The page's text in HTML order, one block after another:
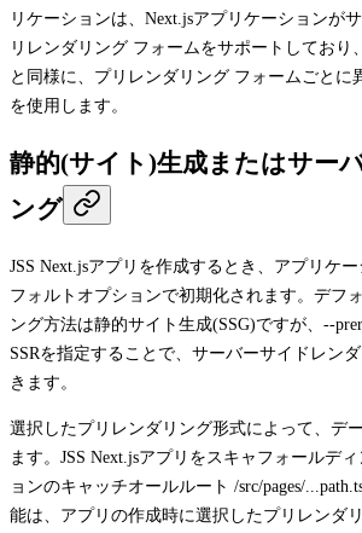
リケーションは、Next.jsアプリケーションが
リレンダリング フォームをサポートしており
と同様に、プリレンダリング フォームごとに
を使用します。
静的(サイト)生成またはサー
ング
JSS Next.jsアプリを作成するとき、アプリケ
フォルトオプションで初期化されます。デフ
ング方法は静的サイト生成(SSG)ですが、 --
SSRを指定することで、サーバーサイドレン
きます。
選択したプリレンダリング形式によって、デ
ます。JSS Next.jsアプリをスキャフォールデ
ョンのキャッチオールルート /src/pages/
能は、アプリの作成時に選択したプリレンダ